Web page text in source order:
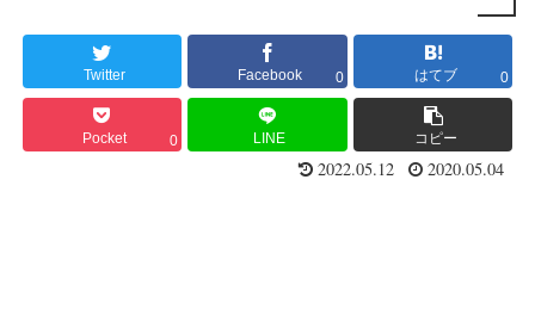
Twitter Facebook 0 はてブ 0
Pocket 0 LINE コピー
2022.05.12 2020.05.04